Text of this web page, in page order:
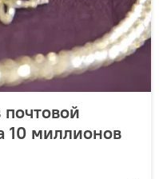
10 миллионов